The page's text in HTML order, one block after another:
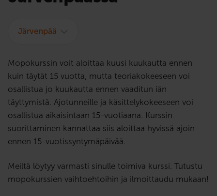
Järvenpää
Mopokurssin voit aloittaa kuusi kuukautta ennen
kuin täytät 15 vuotta, mutta teoriakokeeseen voi
osallistua jo kuukautta ennen vaaditun iän
täyttymistä. Ajotunneille ja käsittelykokeeseen voi
osallistua aikaisintaan 15-vuotiaana. Kurssin
suorittaminen kannattaa siis aloittaa hyvissä ajoin
ennen 15-vuotissyntymäpäivää.
Meiltä löytyy varmasti sinulle toimiva kurssi. Tutustu
mopokurssien vaihtoehtoihin ja ilmoittaudu mukaan!